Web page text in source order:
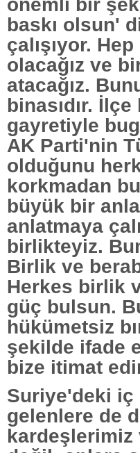
baskı olsun'
çalışıyor.
olacağız ve
atacağız.
binasıdır. İlçe
gayretiyle
AK Parti'nin
olduğunu
korkmadan
büyük bir
anlatmaya
birlikteyiz.
Birlik ve
Herkes birlik
güç bulsun.
hükümetsiz
şekilde ifade
bize itimat
Suriye'deki iç
gelenlere de
kardeşlerimiz